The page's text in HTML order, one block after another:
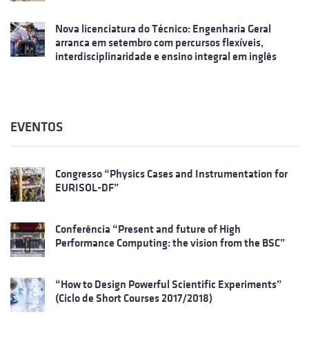
Nova licenciatura do Técnico: Engenharia Geral
arranca em setembro com percursos flexíveis,
interdisciplinaridade e ensino integral em inglês
EVENTOS
Congresso “Physics Cases and Instrumentation for
EURISOL-DF”
Conferência “Present and future of High
Performance Computing: the vision from the BSC”
“How to Design Powerful Scientific Experiments”
(Ciclo de Short Courses 2017/2018)